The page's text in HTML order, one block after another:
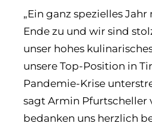
„Ein ganz spezielles
Ende zu und wir sind
unser hohes
unsere Top-Position in
Pandemie-Krise
sagt Armin Pfurtscheller
bedanken uns herzlich